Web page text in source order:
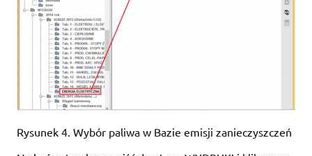
Rysunek 4. Wybór paliwa w Bazie emisji zanieczyszczeń